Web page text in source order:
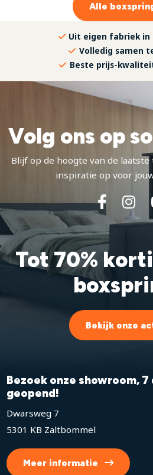
Alle
Uit eigen fabriek in
Volledig samen
Beste prijs-
Volg ons op
Blijf op de hoogte van de
inspiratie op voor
Tot 70%
Bekijk onze
Bezoek onze showroom,
geopend!
Dwarsweg 7
5301 KB Zaltbommel
Meer informatie